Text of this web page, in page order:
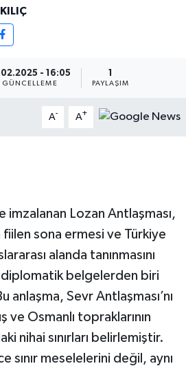
- 16:05
GÜNCELLEME
1
PAYLAŞIM
A- A+
Lozan Antlaşması,
sona ermesi ve Türkiye
alanda tanınmasını
diplomatik belgelerden biri
anlaşma, Sevr Antlaşması’nı
ve Osmanlı topraklarının
nihai sınırları belirlemiştir.
sınır meselelerini değil, aynı